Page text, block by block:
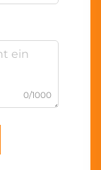
0/1000